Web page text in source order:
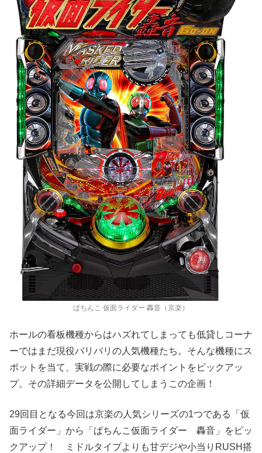
ぱちんこ 仮面ライダー 轟音（京楽）
ホールの看板機種からはハズれてしまっても低貸しコーナ
ーではまだ現役バリバリの人気機種たち。そんな機種にス
ポットを当て、実戦の際に必要なポイントをピックアッ
プ。その詳細データを公開してしまうこの企画！
29回目となる今回は京楽の人気シリーズの1つである「仮
面ライダー」から「ぱちんこ仮面ライダー 轟音」をピッ
クアップ！ ミドルタイプよりも甘デジや小当りRUSH搭